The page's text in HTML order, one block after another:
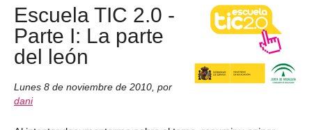
Escuela TIC 2.0 -
Parte I: La parte
del león
Lunes 8 de noviembre de 2010, por
dani